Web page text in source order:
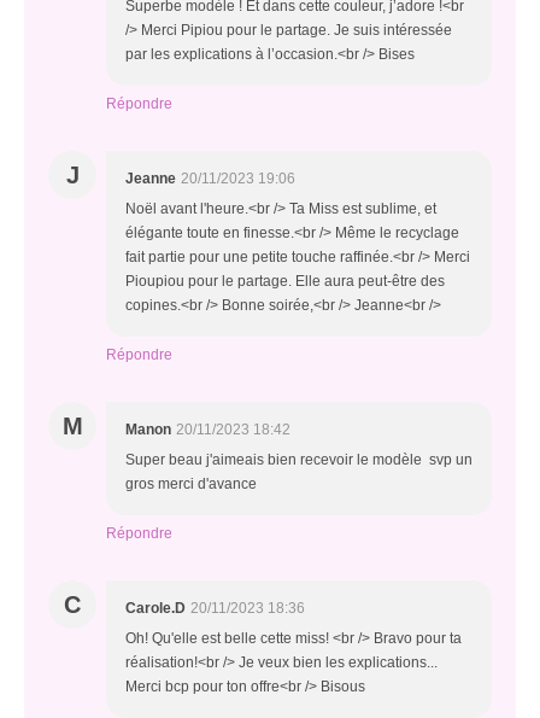
Superbe modèle ! Et dans cette couleur, j’adore !<br
/> Merci Pipiou pour le partage. Je suis intéressée
par les explications à l’occasion.<br /> Bises
Répondre
J Jeanne 20/11/2023 19:06
Noël avant l'heure.<br /> Ta Miss est sublime, et
élégante toute en finesse.<br /> Même le recyclage
fait partie pour une petite touche raffinée.<br /> Merci
Pioupiou pour le partage. Elle aura peut-être des
copines.<br /> Bonne soirée,<br /> Jeanne<br />
Répondre
M Manon 20/11/2023 18:42
Super beau j'aimeais bien recevoir le modèle svp un
gros merci d'avance
Répondre
C Carole.D 20/11/2023 18:36
Oh! Qu'elle est belle cette miss! <br /> Bravo pour ta
réalisation!<br /> Je veux bien les explications...
Merci bcp pour ton offre<br /> Bisous